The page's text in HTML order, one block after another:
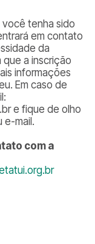
tenha sido
em contato
da
a inscrição
informações
Em caso de
e fique de olho
e-mail.
com a